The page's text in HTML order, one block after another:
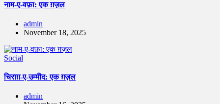
नाम-ए-वफ़ा: एक ग़ज़ल
admin
November 18, 2025
Social
चिराग़-ए-उम्मीद: एक ग़ज़ल
admin